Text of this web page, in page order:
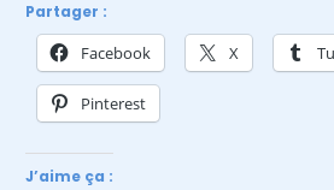
Partager :
Facebook X
Pinterest
J’aime ça :